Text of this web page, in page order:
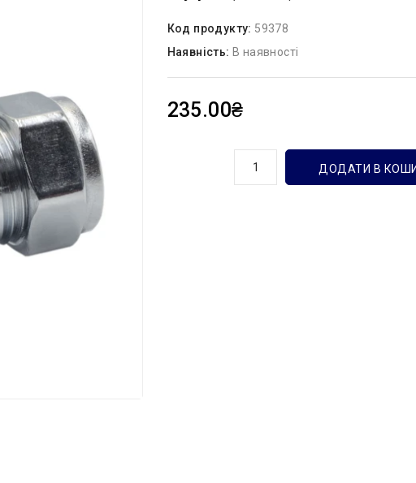
Код продукту: 59378
Наявність: В наявності
235.00₴
ДОДАТИ В